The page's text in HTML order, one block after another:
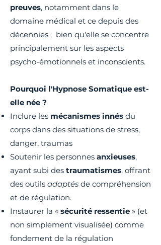
preuves, notamment dans le
domaine médical et ce depuis des
décennies ; bien qu'elle se concentre
principalement sur les aspects
psycho-émotionnels et inconscients.
Pourquoi l'Hypnose Somatique est-
elle née ?
Inclure les mécanismes innés du
corps dans des situations de stress,
danger, traumas
Soutenir les personnes anxieuses,
ayant subi des traumatismes, offrant
des outils adaptés de compréhension
et de régulation.
Instaurer la « sécurité ressentie » (et
non simplement visualisée) comme
fondement de la régulation